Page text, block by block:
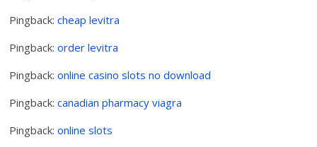
Pingback:cheap levitra
Pingback:order levitra
Pingback:online casino slots no download
Pingback:canadian pharmacy viagra
Pingback:online slots